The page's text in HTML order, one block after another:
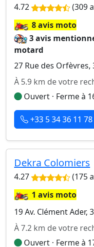
4.72 (309
🏍️8 avis moto
3 avis
motard
27 Rue des Orfèvres,
À 5.9 km de votre
Ouvert ⋅ Ferme à
+33 5 34 36 11 78
Dekra Colomiers
4.27 (175
🏍️1 avis moto
19 Av. Clément Ader,
À 7.2 km de votre
Ouvert ⋅ Ferme à